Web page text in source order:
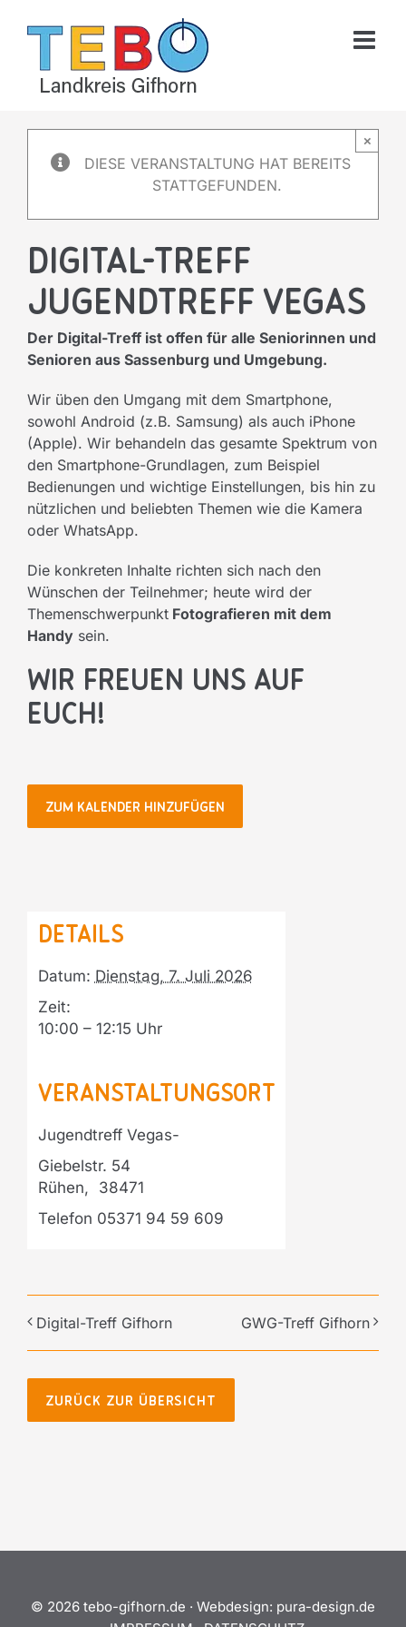
DIESE VERANSTALTUNG HAT BEREITS
STATTGEFUNDEN.
×
Digital-Treff
Jugendtreff Vegas
Der Digital-Treff ist offen für alle Seniorinnen und
Senioren aus Sassenburg und Umgebung.
Wir üben den Umgang mit dem Smartphone,
sowohl Android (z.B. Samsung) als auch iPhone
(Apple). Wir behandeln das gesamte Spektrum von
den Smartphone-Grundlagen, zum Beispiel
Bedienungen und wichtige Einstellungen, bis hin zu
nützlichen und beliebten Themen wie die Kamera
oder WhatsApp.
Die konkreten Inhalte richten sich nach den
Wünschen der Teilnehmer; heute wird der
Themenschwerpunkt Fotografieren mit dem
Handy sein.
Wir freuen uns auf
Euch!
ZUM KALENDER HINZUFÜGEN
Details
Datum: Dienstag, 7. Juli 2026
Zeit:
10:00 – 12:15
Veranstaltungsort
Jugendtreff Vegas-
Giebelstr. 54
Rühen,
38471
Telefon 05371 94 59 609
Digital-Treff Gifhorn GWG-Treff Gifhorn
ZURÜCK ZUR ÜBERSICHT
© 2026 tebo-gifhorn.de · Webdesign: pura-design.de